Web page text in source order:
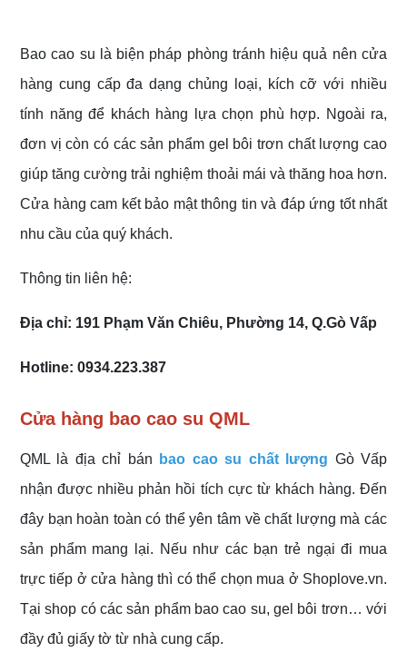
Bao cao su là biện pháp phòng tránh hiệu quả nên cửa
hàng cung cấp đa dạng chủng loại, kích cỡ với nhiều
tính năng để khách hàng lựa chọn phù hợp. Ngoài ra,
đơn vị còn có các sản phẩm gel bôi trơn chất lượng cao
giúp tăng cường trải nghiệm thoải mái và thăng hoa hơn.
Cửa hàng cam kết bảo mật thông tin và đáp ứng tốt nhất
nhu cầu của quý khách.
Thông tin liên hệ:
Địa chỉ: 191 Phạm Văn Chiêu, Phường 14, Q.Gò Vấp
Hotline: 0934.223.387
Cửa hàng bao cao su QML
QML là địa chỉ bán bao cao su chất lượng Gò Vấp
nhận được nhiều phản hồi tích cực từ khách hàng. Đến
đây bạn hoàn toàn có thể yên tâm về chất lượng mà các
sản phẩm mang lại. Nếu như các bạn trẻ ngại đi mua
trực tiếp ở cửa hàng thì có thể chọn mua ở Shoplove.vn.
Tại shop có các sản phẩm bao cao su, gel bôi trơn… với
đầy đủ giấy tờ từ nhà cung cấp.